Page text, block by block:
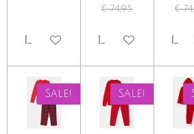
IN WINKELWAGEN
€ 74,95
IN
€
IN
Sale! Sale!